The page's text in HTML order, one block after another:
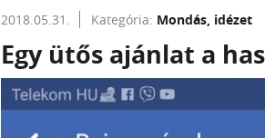
2018.05.31. Kategória: Mondás, idézet
Egy ütős ajánlat a